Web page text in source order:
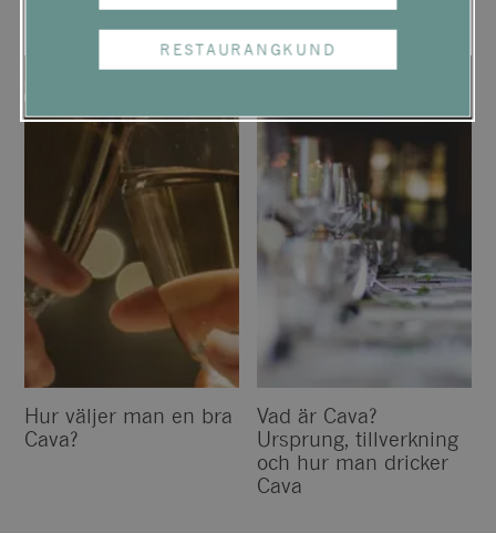
Hur väljer man en bra
Cava?
Vad är Cava?
Ursprung, tillverkning
och hur man dricker
Cava
RESTAURANGKUND